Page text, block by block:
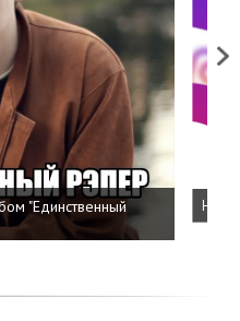
"Единственный
Next